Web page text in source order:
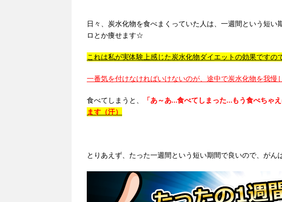
日々、炭水化物を食べまくっていた人は、一週間という短
ロとか痩せます☆
これは私が実体験上感じた炭水化物ダイエットの効果ですの
一番気を付けなければいけないのが、途中で炭水化物を我慢
食べてしまうと、 「あ～あ…食べてしまった…もう食べちゃ
ます（汗）
とりあえず、たった一週間という短い期間で良いので、がん